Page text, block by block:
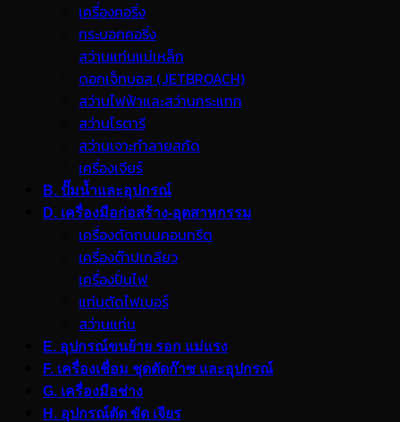
เครื่องคอริ่ง
กระบอกคอริ่ง
สว่านแท่นแม่เหล็ก
ดอกเจ็ทบอส (JETBROACH)
สว่านไฟฟ้าและสว่านกระแทก
สว่านโรตารี
สว่านเจาะทำลายสกัด
เครื่องเจียร์
B. ปั๊มน้ำและอุปกรณ์
D. เครื่องมือก่อสร้าง-อุตสาหกรรม
เครื่องตัดถนนคอนกรีต
เครื่องต๊าปเกลียว
เครื่องปั่นไฟ
แท่นตัดไฟเบอร์
สว่านแท่น
E. อุปกรณ์ขนย้าย รอก แม่แรง
F. เครื่องเชื่อม ชุดตัดก๊าซ และอุปกรณ์
G. เครื่องมือช่าง
H. อุปกรณ์ตัด ขัด เจียร